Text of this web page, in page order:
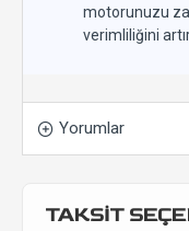
motorunuzu
verimliliğini
Yorumlar
TAKSİT